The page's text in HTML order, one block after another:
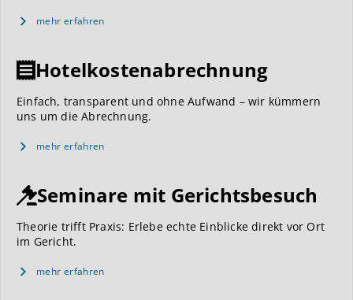
mehr erfahren
Hotelkostenabrechnung
Einfach, transparent und ohne Aufwand – wir kümmern
uns um die Abrechnung.
mehr erfahren
Seminare mit Gerichtsbesuch
Theorie trifft Praxis: Erlebe echte Einblicke direkt vor Ort
im Gericht.
mehr erfahren